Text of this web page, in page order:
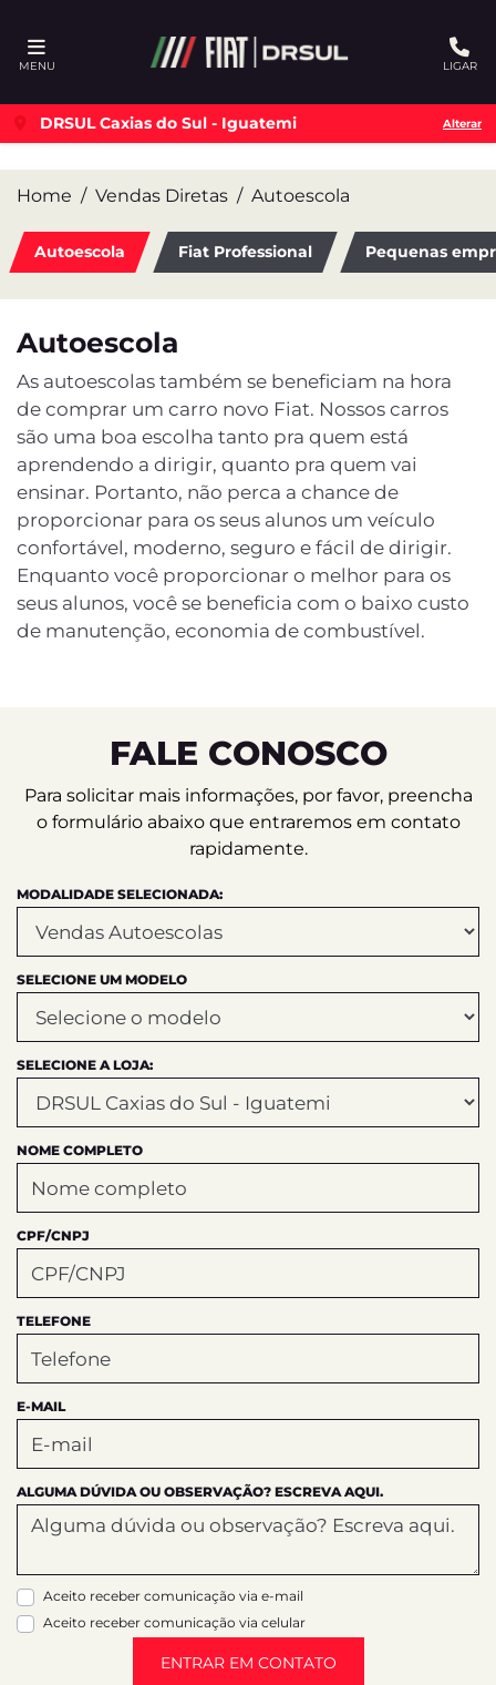
MENU LIGAR
DRSUL Caxias do Sul - Iguatemi Alterar
Home Vendas Diretas Autoescola
Fiat Professional Pequenas
Autoescola
Autoescola
As autoescolas também se beneficiam na hora
de comprar um carro novo Fiat. Nossos carros
são uma boa escolha tanto pra quem está
aprendendo a dirigir, quanto pra quem vai
ensinar. Portanto, não perca a chance de
proporcionar para os seus alunos um veículo
confortável, moderno, seguro e fácil de dirigir.
Enquanto você proporcionar o melhor para os
seus alunos, você se beneficia com o baixo custo
de manutenção, economia de combustível.
FALE CONOSCO
Para solicitar mais informações, por favor, preencha
o formulário abaixo que entraremos em contato
rapidamente.
MODALIDADE SELECIONADA:
SELECIONE UM MODELO
SELECIONE A LOJA:
NOME COMPLETO
CPF/CNPJ
TELEFONE
E-MAIL
ALGUMA DÚVIDA OU OBSERVAÇÃO? ESCREVA AQUI.
Aceito receber comunicação via e-mail
Aceito receber comunicação via celular
ENTRAR EM CONTATO